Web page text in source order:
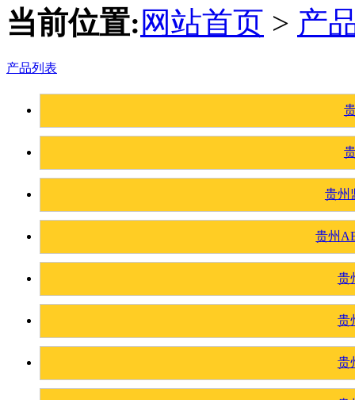
当前位置: 网站首页 > 产
产品列表
贵州
贵州
贵
贵
贵